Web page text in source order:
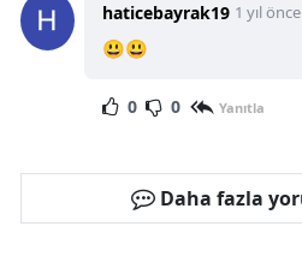
haticebayrak19 1 yıl önce
😃😃
0 0 Yanıtla
Daha fazla